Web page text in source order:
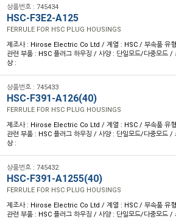
상품번호 : 745434
HSC-F3E2-A125
FERRULE FOR HSC PLUG HOUSINGS
제조사 : Hirose Electric Co Ltd / 계열 : HSC / 부속품 유
관련 부품 : HSC 플러그 하우징 / 사양 : 단일모드/다중모드 /
상 :
상품번호 : 745433
HSC-F391-A126(40)
FERRULE FOR HSC PLUG HOUSINGS
제조사 : Hirose Electric Co Ltd / 계열 : HSC / 부속품 유
관련 부품 : HSC 플러그 하우징 / 사양 : 단일모드/다중모드 /
상 :
상품번호 : 745432
HSC-F391-A1255(40)
FERRULE FOR HSC PLUG HOUSINGS
제조사 : Hirose Electric Co Ltd / 계열 : HSC / 부속품 유
관련 부품 : HSC 플러그 하우징 / 사양 : 단일모드/다중모드 /